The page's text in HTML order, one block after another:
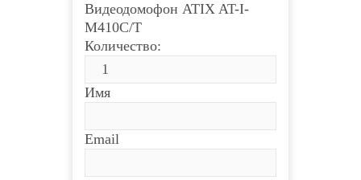
Видеодомофон ATIX AT-I-
М410C/T
Количество:
Имя
Email